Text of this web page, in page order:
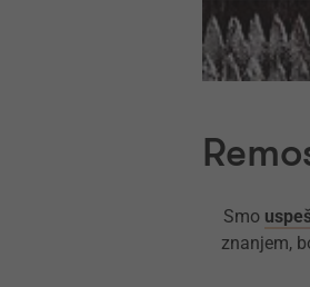
Smo
znanjem,